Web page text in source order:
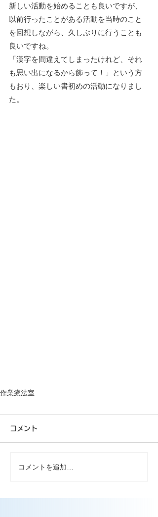
新しい活動を始めることも良いですが、
以前行ったことがある活動を当時のこと
を回想しながら、久しぶりに行うことも
良いですね。
「漢字を間違えてしまったけれど、それ
も思い出になるから飾って！」という方
もおり、楽しい書初めの活動になりまし
た。
作業療法室
コメント
コメントを追加…